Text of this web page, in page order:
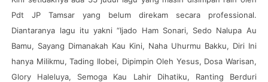
Pdt JP Tamsar yang belum direkam secara professional.
Diantaranya lagu itu yakni “Ijado Ham Sonari, Sedo Nalupa Au
Bamu, Sayang Dimanakah Kau Kini, Naha Uhurmu Bakku, Diri Ini
hanya Milikmu, Tading Ilobei, Dipimpin Oleh Yesus, Dosa Warisan,
Glory Haleluya, Semoga Kau Lahir Dihatiku, Ranting Berduri